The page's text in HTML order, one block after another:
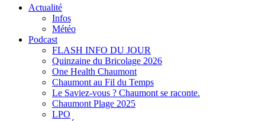
Actualité
Infos
Météo
Podcast
FLASH INFO DU JOUR
Quinzaine du Bricolage 2026
One Health Chaumont
Chaumont au Fil du Temps
Le Saviez-vous ? Chaumont se raconte.
Chaumont Plage 2025
LPO